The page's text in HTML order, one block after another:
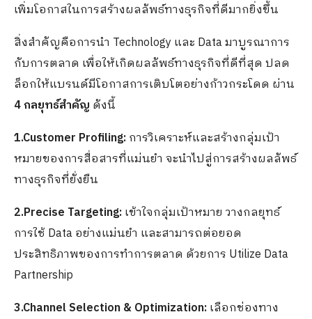
เพิ่มโอกาสในการสร้างผลลัพธ์ทางธุรกิจที่ดีมากยิ่งขึ้น​
สิ่งสำคัญคือการนำ Technology และ Data มาบูรณาการ
กับการตลาด เพื่อให้เกิดผลลัพธ์ทางธุรกิจที่ดีที่สุด ปลด
ล็อกให้แบรนด์มีโอกาสการเติบโตอย่างก้าวกระโดด ผ่าน
4 กลยุทธ์สำคัญ​ ดังนี้
1.Customer Profiling:การวิเคราะห์และสร้างกลุ่มเป้า
หมายของการสื่อสารที่แม่นยำ จะนำไปสู่การสร้างผลลัพธ์
ทางธุรกิจที่ยั่งยืน
2.Precise Targeting:เข้าใจกลุ่มเป้าหมาย วางกลยุทธ์
การใช้ Data อย่างแม่นยำ และสามารถต่อยอด
ประสิทธิภาพของการทำการตลาด ด้วยการ Utilize Data
Partnership
3.Channel Selection & Optimization:เลือกช่องทาง